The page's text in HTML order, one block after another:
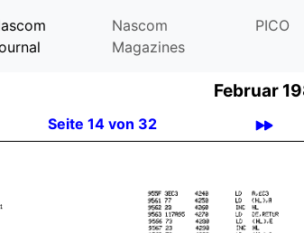
Nascom
Magazines
PICO
Februar
Seite 14 von 32